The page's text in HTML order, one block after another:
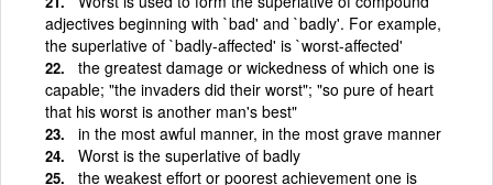
adjectives beginning with `bad' and `badly'. For example,
the superlative of `badly-affected' is `worst-affected'
the greatest damage or wickedness of which one is
capable; "the invaders did their worst"; "so pure of heart
that his worst is another man's best"
in the most awful manner, in the most grave manner
Worst is the superlative of badly
the weakest effort or poorest achievement one is